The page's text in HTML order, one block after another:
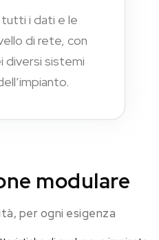
i dati e le
di rete, con
diversi sistemi
modulare
per ogni esigenza